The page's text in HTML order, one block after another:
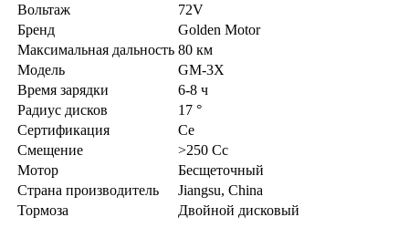
Вольтаж
72V
Бренд
Golden Motor
Максимальная дальность 80 км
Модель
GM-3X
Время зарядки
6-8 ч
Радиус дисков
17 °
Сертификация
Ce
Смещение
>250 Cc
Мотор
Бесщеточный
Страна производитель
Jiangsu, China
Тормоза
Двойной дисковый